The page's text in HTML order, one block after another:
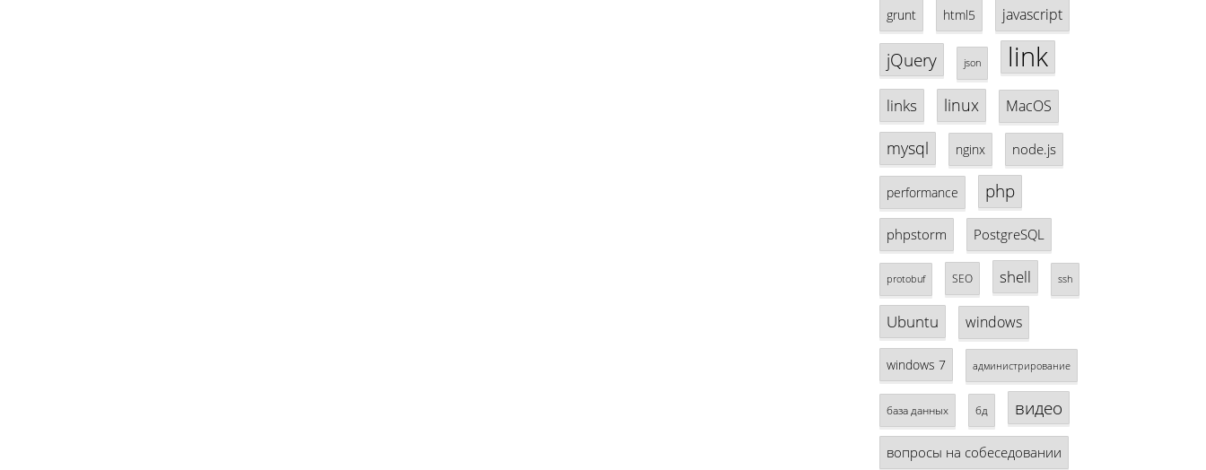
grunt html5 javascript
jQuery json link
links linux MacOS
mysql nginx node.js
performance php
phpstorm PostgreSQL
protobuf SEO shell ssh
Ubuntu windows
windows 7 администрирование
база данных бд видео
вопросы на собеседовании